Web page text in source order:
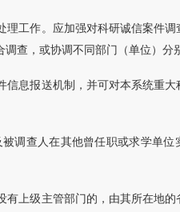
工作。应加强对科研诚信案件调
查，或协调不同部门（单位）分
息报送机制，并可对本系统重大
调查人在其他曾任职或求学单位
上级主管部门的，由其所在地的